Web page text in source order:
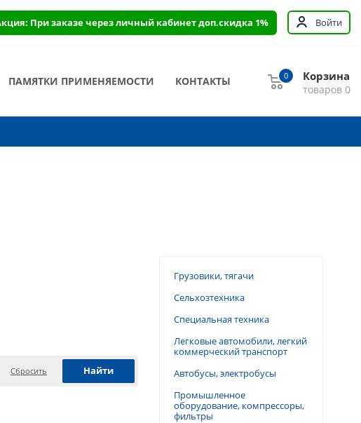
При заказе через личный кабинет доп.скидка 1% Войти
ПАМЯТКИ ПРИМЕНЯЕМОСТИ КОНТАКТЫ Корзина
товаров 0
0
Сбросить
Грузовики, тягачи
Сельхозтехника
Специальная техника
Легковые автомобили, легкий
коммерческий транспорт
Автобусы, электробусы
Промышленное
оборудование, компрессоры,
фильтры